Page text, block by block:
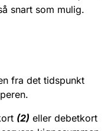
snart som mulig.
fra det tidspunkt
(2) eller debetkort